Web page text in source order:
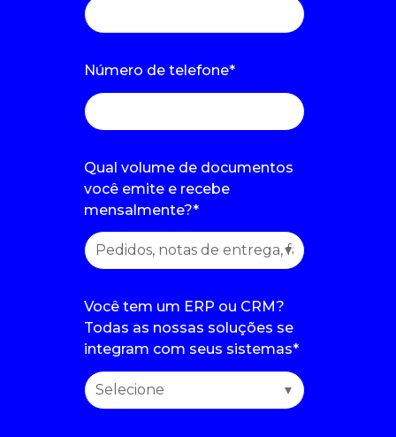
Número de telefone*
Qual volume de documentos
você emite e recebe
mensalmente?*
Você tem um ERP ou CRM?
Todas as nossas soluções se
integram com seus sistemas*